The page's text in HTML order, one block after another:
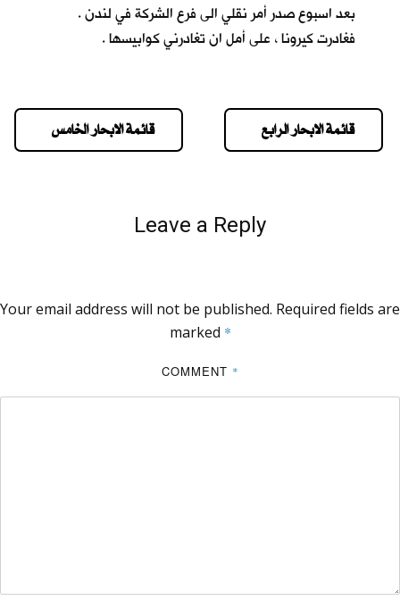
بعد اسبوع صدر أمر نقلي الى فرع الشركة في لندن .
فغادرت كيرونا ، على أمل ان تغادرني كوابيسها .
قائمة الابحار الخامس قائمة الابحار الرابع
Leave a Reply
Your email address will not be published. Required fields are
marked *
COMMENT *